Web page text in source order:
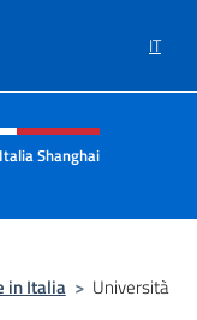
IT
e menù
Shanghai
in Italia > Università